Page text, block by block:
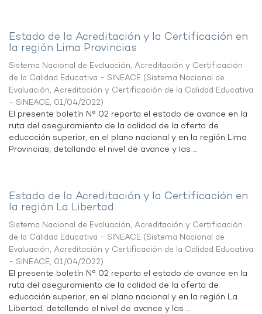
Estado de la Acreditación y la Certificación en
la región Lima Provincias
Sistema Nacional de Evaluación, Acreditación y Certificación
de la Calidad Educativa - SINEACE (Sistema Nacional de
Evaluación, Acreditación y Certificación de la Calidad Educativa
- SINEACE, 01/04/2022)
El presente boletín N° 02 reporta el estado de avance en la
ruta del aseguramiento de la calidad de la oferta de
educación superior, en el plano nacional y en la región Lima
Provincias, detallando el nivel de avance y las ...
Estado de la Acreditación y la Certificación en
la región La Libertad
Sistema Nacional de Evaluación, Acreditación y Certificación
de la Calidad Educativa - SINEACE (Sistema Nacional de
Evaluación, Acreditación y Certificación de la Calidad Educativa
- SINEACE, 01/04/2022)
El presente boletín N° 02 reporta el estado de avance en la
ruta del aseguramiento de la calidad de la oferta de
educación superior, en el plano nacional y en la región La
Libertad, detallando el nivel de avance y las ...